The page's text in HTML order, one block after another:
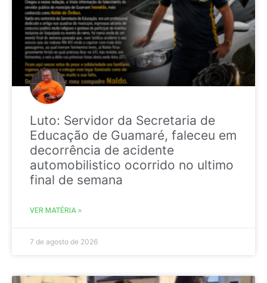
Luto: Servidor da Secretaria de
Educação de Guamaré, faleceu em
decorrência de acidente
automobilistico ocorrido no ultimo
final de semana
VER MATÉRIA »
7 de agosto de 2026